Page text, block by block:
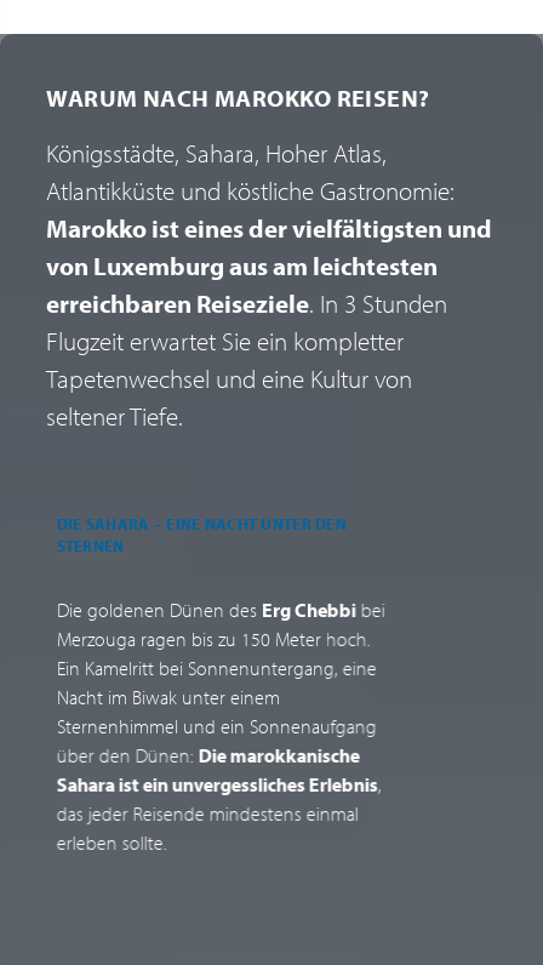
WARUM NACH MAROKKO REISEN?
Königsstädte, Sahara, Hoher Atlas,
Atlantikküste und köstliche Gastronomie:
Marokko ist eines der vielfältigsten und
von Luxemburg aus am leichtesten
erreichbaren Reiseziele. In 3 Stunden
Flugzeit erwartet Sie ein kompletter
Tapetenwechsel und eine Kultur von
seltener Tiefe.
DIE SAHARA – EINE NACHT UNTER DEN
STERNEN
Die goldenen Dünen des Erg Chebbibei
Merzouga ragen bis zu 150 Meter hoch.
Ein Kamelritt bei Sonnenuntergang, eine
Nacht im Biwak unter einem
Sternenhimmel und ein Sonnenaufgang
über den Dünen: Die marokkanische
Sahara ist ein unvergessliches Erlebnis,
das jeder Reisende mindestens einmal
erleben sollte.